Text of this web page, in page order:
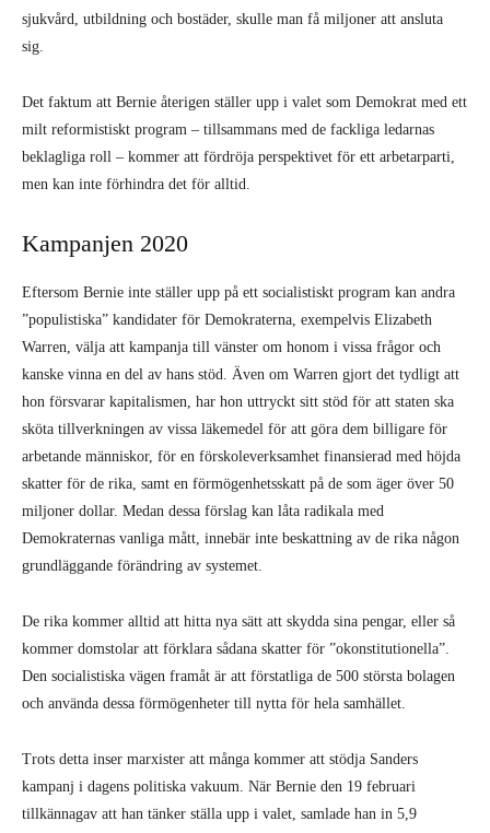
Kampanjen 2020
”populistiska” kandidater för Demokraterna, exempelvis Elizabeth
Warren, välja att kampanja till vänster om honom i vissa frågor och
kanske vinna en del av hans stöd. Även om Warren gjort det tydligt att
hon försvarar kapitalismen, har hon uttryckt sitt stöd för att staten ska
arbetande människor, för en förskoleverksamhet finansierad med höjda
skatter för de rika, samt en förmögenhetsskatt på de som äger över 50
miljoner dollar. Medan dessa förslag kan låta radikala med
Demokraternas vanliga mått, innebär inte beskattning av de rika någon
grundläggande förändring av systemet.
De rika kommer alltid att hitta nya sätt att skydda sina pengar, eller så
kommer domstolar att förklara sådana skatter för ”okonstitutionella”.
Den socialistiska vägen framåt är att förstatliga de 500 största bolagen
och använda dessa förmögenheter till nytta för hela samhället.
Trots detta inser marxister att många kommer att stödja Sanders
kampanj i dagens politiska vakuum. När Bernie den 19 februari
miljoner dollar och stödförklaringar från 400 000 människor bara under
det första dygnet.